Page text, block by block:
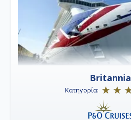
Britannia
Κατηγορία: